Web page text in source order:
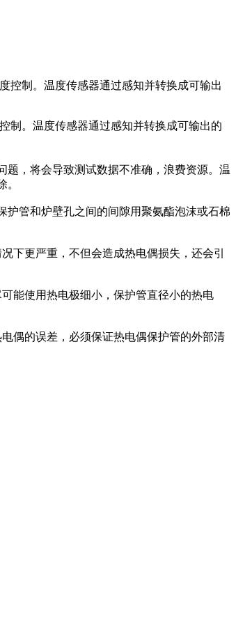
控制。温度传感器通过感知并转换成可输出
制。温度传感器通过感知并转换成可输出的
，将会导致测试数据不准确，浪费资源。温
管和炉壁孔之间的间隙用聚氨酯泡沫或石棉
更严重，不但会造成热电偶损失，还会引
能使用热电极细小，保护管直径小的热电
偶的误差，必须保证热电偶保护管的外部清